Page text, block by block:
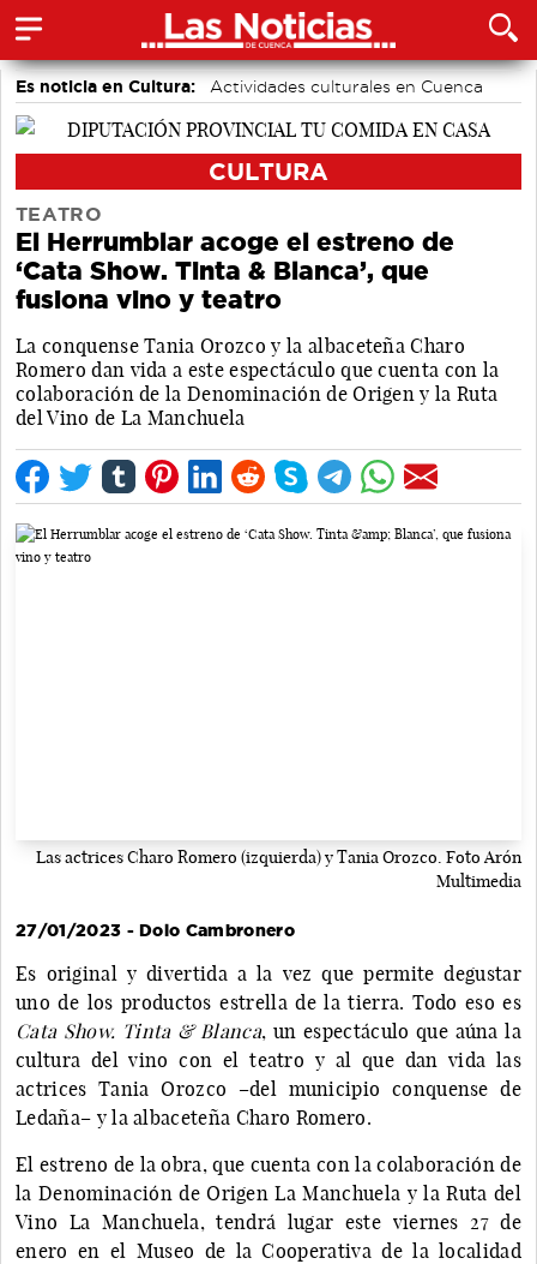
Es noticia en Cultura: Actividades culturales en Cuenca
CULTURA
TEATRO
El Herrumblar acoge el estreno de
‘Cata Show. Tinta & Blanca’, que
fusiona vino y teatro
La conquense Tania Orozco y la albaceteña Charo
Romero dan vida a este espectáculo que cuenta con la
colaboración de la Denominación de Origen y la Ruta
del Vino de La Manchuela
Las actrices Charo Romero (izquierda) y Tania Orozco. Foto Arón
Multimedia
27/01/2023 - Dolo Cambronero
Es original y divertida a la vez que permite degustar
uno de los productos estrella de la tierra. Todo eso es
Cata Show. Tinta & Blanca, un espectáculo que aúna la
cultura del vino con el teatro y al que dan vida las
actrices Tania Orozco –del municipio conquense de
Ledaña– y la albaceteña Charo Romero.
El estreno de la obra, que cuenta con la colaboración de
la Denominación de Origen La Manchuela y la Ruta del
Vino La Manchuela, tendrá lugar este viernes 27 de
enero en el Museo de la Cooperativa de la localidad